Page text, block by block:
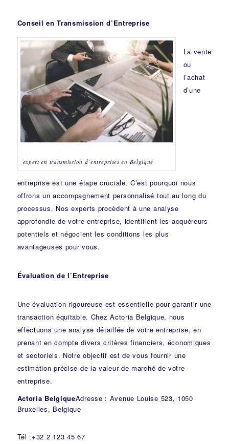
Conseil en Transmission d’Entreprise
expert en transmission d’entreprises en Belgique
La vente
ou
l’achat
d’une
entreprise est une étape cruciale. C’est pourquoi nous
offrons un accompagnement personnalisé tout au long du
processus. Nos experts procèdent à une analyse
approfondie de votre entreprise, identifient les acquéreurs
potentiels et négocient les conditions les plus
avantageuses pour vous.
Évaluation de l’Entreprise
Une évaluation rigoureuse est essentielle pour garantir une
transaction équitable. Chez Actoria Belgique, nous
effectuons une analyse détaillée de votre entreprise, en
prenant en compte divers critères financiers, économiques
et sectoriels. Notre objectif est de vous fournir une
estimation précise de la valeur de marché de votre
entreprise.
Actoria BelgiqueAdresse : Avenue Louise 523, 1050
Bruxelles, Belgique
Tél :+32 2 123 45 67